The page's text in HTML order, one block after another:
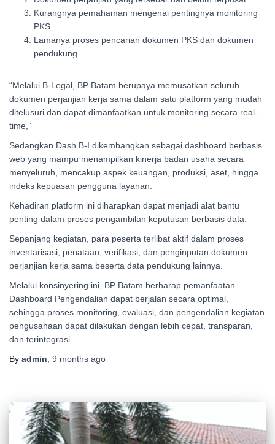
⁠Kurangnya pemahaman mengenai pentingnya monitoring
PKS
⁠Lamanya proses pencarian dokumen PKS dan dokumen
pendukung.
“Melalui B-Legal, BP Batam berupaya memusatkan seluruh
dokumen perjanjian kerja sama dalam satu platform yang mudah
ditelusuri dan dapat dimanfaatkan untuk monitoring secara real-
time,”
Sedangkan Dash B-I dikembangkan sebagai dashboard berbasis
web yang mampu menampilkan kinerja badan usaha secara
menyeluruh, mencakup aspek keuangan, produksi, aset, hingga
indeks kepuasan pengguna layanan.
Kehadiran platform ini diharapkan dapat menjadi alat bantu
penting dalam proses pengambilan keputusan berbasis data.
Sepanjang kegiatan, para peserta terlibat aktif dalam proses
inventarisasi, penataan, verifikasi, dan penginputan dokumen
perjanjian kerja sama beserta data pendukung lainnya.
Melalui konsinyering ini, BP Batam berharap pemanfaatan
Dashboard Pengendalian dapat berjalan secara optimal,
sehingga proses monitoring, evaluasi, dan pengendalian kegiatan
pengusahaan dapat dilakukan dengan lebih cepat, transparan,
dan terintegrasi.
By admin 9 months ago